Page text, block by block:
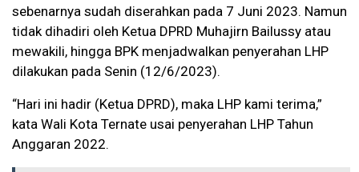
sebenarnya sudah diserahkan pada 7 Juni 2023. Namun
tidak dihadiri oleh Ketua DPRD Muhajirn Bailussy atau
mewakili, hingga BPK menjadwalkan penyerahan LHP
dilakukan pada Senin (12/6/2023).
“Hari ini hadir (Ketua DPRD), maka LHP kami terima,”
kata Wali Kota Ternate usai penyerahan LHP Tahun
Anggaran 2022.